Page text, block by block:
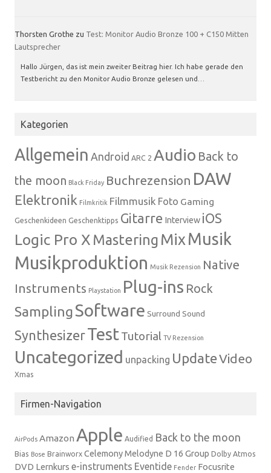
Thorsten Grothe zu Test: Monitor Audio Bronze 100 + C150 Mitten
Lautsprecher
Hallo Jürgen, das ist mein zweiter Beitrag hier. Ich habe gerade den
Testbericht zu den Monitor Audio Bronze gelesen und…
Kategorien
Allgemein Android ARC 2 Audio Back to
the moon Black Friday Buchrezension DAW
Elektronik Filmkritik Filmmusik Foto Gaming
Geschenkideen Geschenktipps Gitarre Interview iOS
Logic Pro X Mastering Mix Musik
Musikproduktion Musik Rezension Native
Instruments Playstation Plug-ins Rock
Sampling Software Surround Sound
SynthesizerTest Tutorial TV Rezension
Uncategorized unpacking UpdateVideo
Xmas
Firmen-Navigation
AirPods Amazon Apple Audified Back to the moon
Bias Bose Brainworx Celemony Melodyne D 16 Group Dolby Atmos
DVD Lernkurs e-instruments Eventide Fender Focusrite